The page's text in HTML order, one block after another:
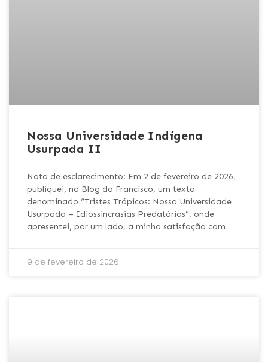
Nossa Universidade Indígena
Usurpada II
Nota de esclarecimento: Em 2 de fevereiro de 2026,
publiquei, no Blog do Francisco, um texto
denominado “Tristes Trópicos: Nossa Universidade
Usurpada – Idiossincrasias Predatórias”, onde
apresentei, por um lado, a minha satisfação com
9 de fevereiro de 2026